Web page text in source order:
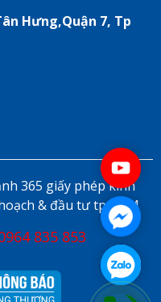
Hưng,Quận 7, Tp
365 giấy phép kinh
& đầu tư tp HCM
835 853